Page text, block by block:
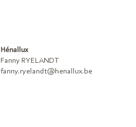
Hénallux
Fanny RYELANDT
fanny.ryelandt@henallux.be